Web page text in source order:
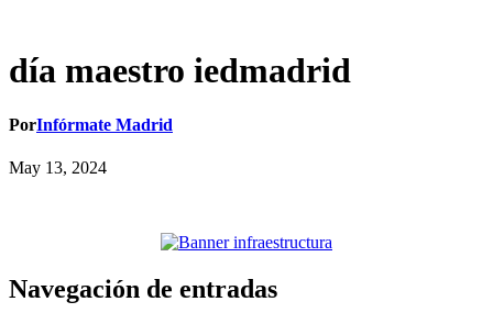
día maestro iedmadrid
PorInfórmate Madrid
May 13, 2024
Navegación de entradas